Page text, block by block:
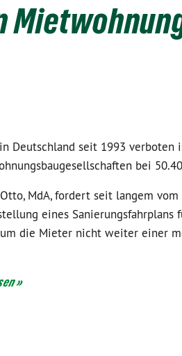
Deutschland seit 1993
bei
MdA, fordert seit langem
eines
um die Mieter nicht weiter einer
»